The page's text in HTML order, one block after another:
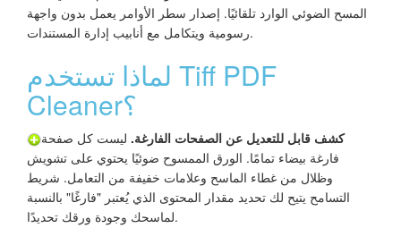
المسح الضوئي الوارد تلقائيًا. إصدار سطر الأوامر يعمل بدون واجهة
رسومية ويتكامل مع أنابيب إدارة المستندات.
لماذا تستخدم Tiff PDF
Cleaner؟
كشف قابل للتعديل عن الصفحات الفارغة. ليست كل صفحة
فارغة بيضاء تمامًا. الورق الممسوح ضوئيًا يحتوي على تشويش
وظلال من غطاء الماسح وعلامات خفيفة من التعامل. شريط
التسامح يتيح لك تحديد مقدار المحتوى الذي يُعتبر "فارغًا" بالنسبة
لماسحك وجودة ورقك تحديدًا.